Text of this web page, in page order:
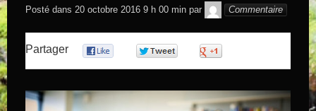
Posté dans 20 octobre 2016 9 h 00 min par
GEGE DE
SAINTAND
Commentaire
Partager